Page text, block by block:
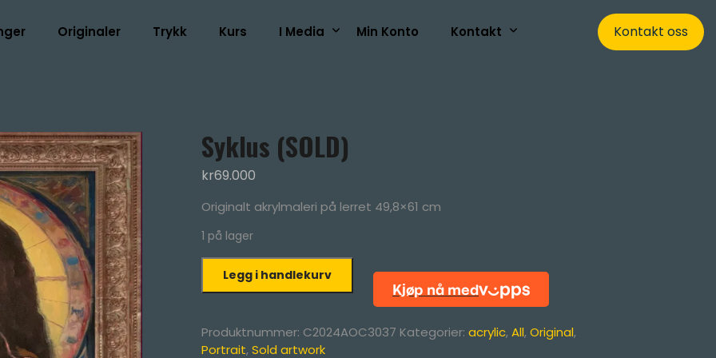
Originaler Trykk Kurs I Media Min Konto Kontakt Kontakt oss
Syklus (SOLD)
kr69.000
Originalt akrylmaleri på lerret 49,8×61 cm
1 på lager
(SOLD)Legg i handlekurv
Produktnummer: C2024AOC3037 Kategorier:acrylic,All,Original,
Portrait,Sold artwork